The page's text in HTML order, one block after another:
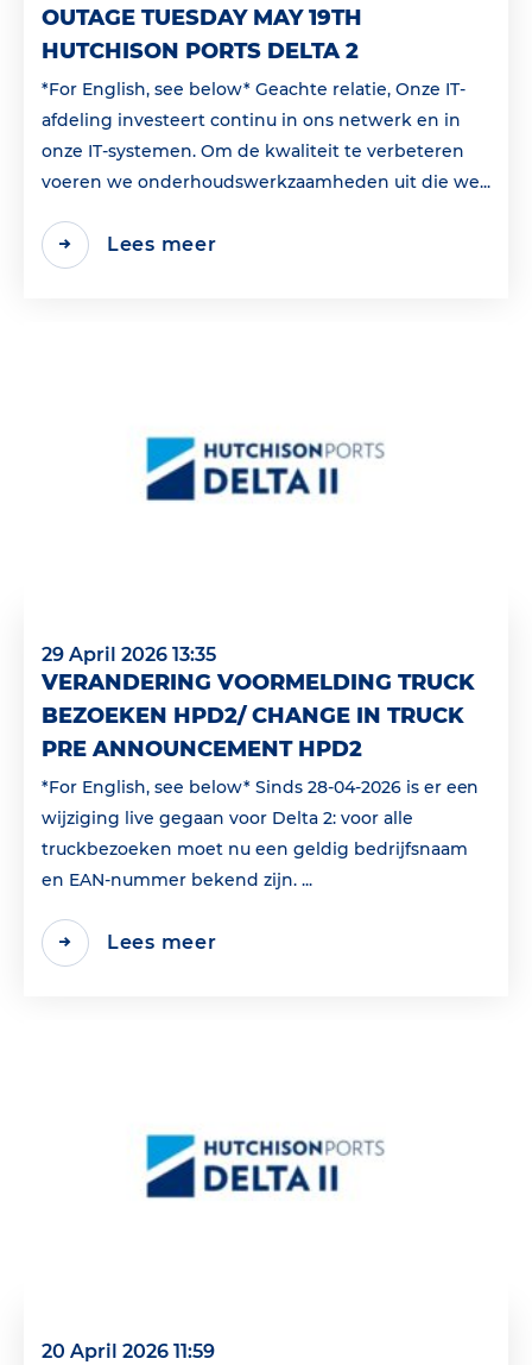
OUTAGE TUESDAY MAY 19TH
HUTCHISON PORTS DELTA 2
*For English, see below* Geachte relatie, Onze IT-
afdeling investeert continu in ons netwerk en in
onze IT-systemen. Om de kwaliteit te verbeteren
voeren we onderhoudswerkzaamheden uit die we...
Lees meer
29 April 2026 13:35
VERANDERING VOORMELDING TRUCK
BEZOEKEN HPD2/ CHANGE IN TRUCK
PRE ANNOUNCEMENT HPD2
*For English, see below* Sinds 28-04-2026 is er een
wijziging live gegaan voor Delta 2: voor alle
truckbezoeken moet nu een geldig bedrijfsnaam
en EAN‑nummer bekend zijn. ...
Lees meer
20 April 2026 11:59